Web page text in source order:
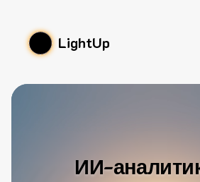
LightUp
ИИ-